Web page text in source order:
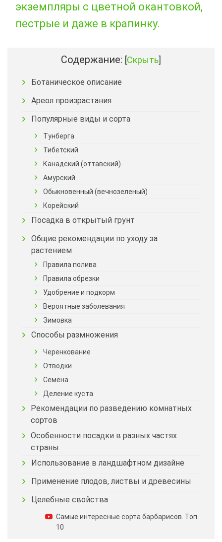
экземпляры с цветной окантовкой,
пестрые и даже в крапинку.
Содержание: [Скрыть]
Ботаническое описание
Ареол произрастания
Популярные виды и сорта
Тунберга
Тибетский
Канадский (оттавский)
Амурский
Обыкновенный (вечнозеленый)
Корейский
Посадка в открытый грунт
Общие рекомендации по уходу за
растением
Правила полива
Правила обрезки
Удобрение и подкорм
Вероятные заболевания
Зимовка
Способы размножения
Черенкование
Отводки
Семена
Деление куста
Рекомендации по разведению комнатных
сортов
Особенности посадки в разных частях
страны
Использование в ландшафтном дизайне
Применение плодов, листвы и древесины
Целебные свойства
Самые интересные сорта барбарисов. Топ
10